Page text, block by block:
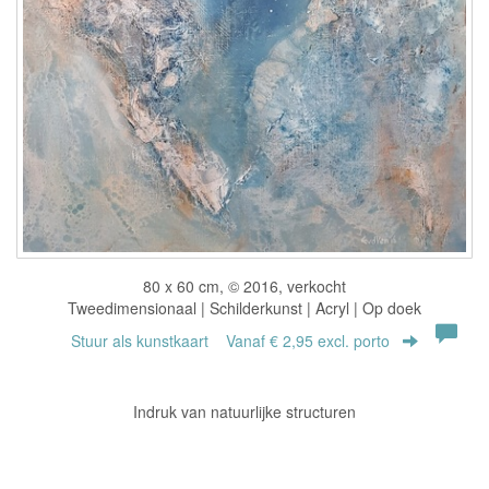
80 x 60 cm, © 2016, verkocht
Tweedimensionaal | Schilderkunst | Acryl | Op doek
Stuur als kunstkaart Vanaf € 2,95 excl. porto
Indruk van natuurlijke structuren